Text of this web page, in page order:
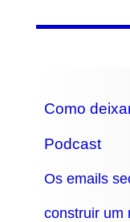
Como
Podcast
Os emails
construir um